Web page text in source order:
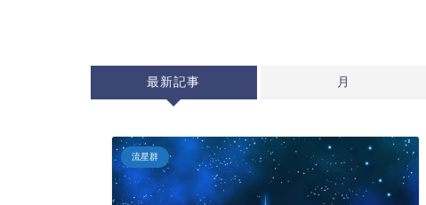
最新記事 月
流星群